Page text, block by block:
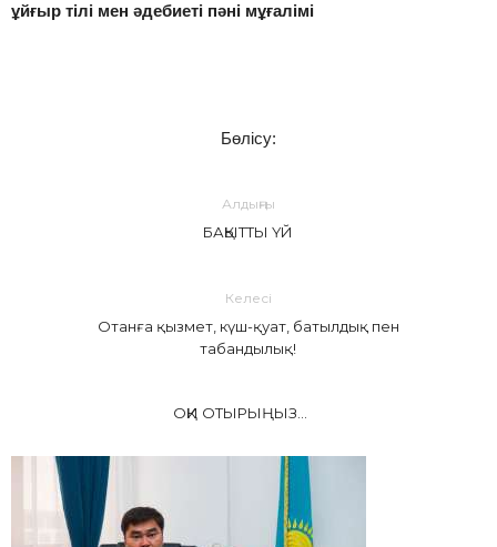
ұйғыр тілі мен әдебиеті пәні мұғалімі
Бөлісу:
Алдыңғы
БАҚЫТТЫ ҮЙ
Келесі
Отанға қызмет, күш-қуат, батылдық пен
табандылық!
ОҚИ ОТЫРЫҢЫЗ...